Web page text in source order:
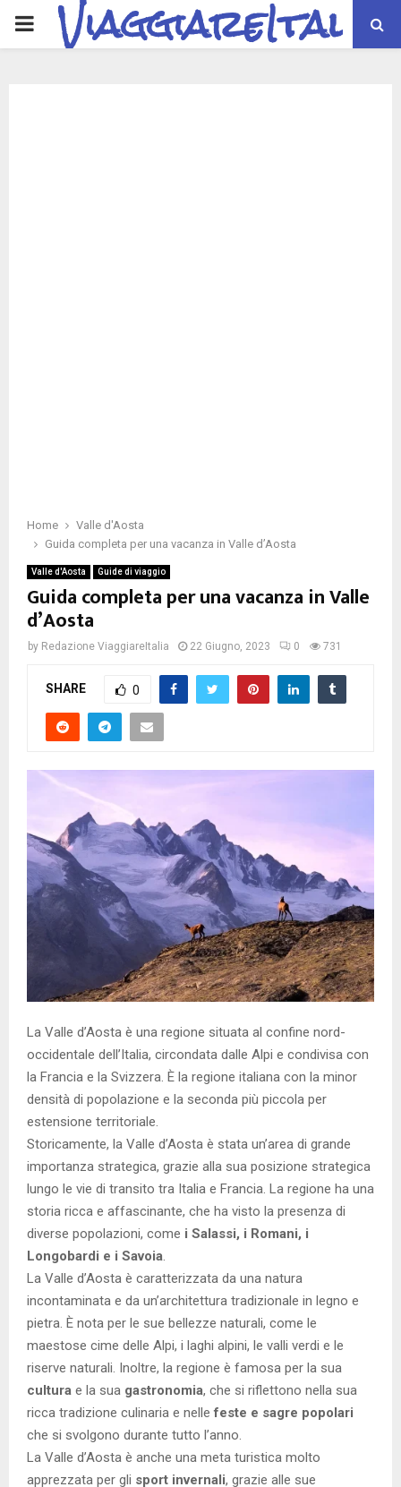
PRIMARYViaggiareItalia
Home
Valle d'Aosta
Guida completa per una vacanza in Valle d’Aosta
Valle d'Aosta Guide di viaggio
Guida completa per una vacanza in Valle
d’Aosta
by Redazione ViaggiareItalia 22 Giugno, 2023 0 731
SHARE 0
La Valle d’Aosta è una regione situata al confine nord-
occidentale dell’Italia, circondata dalle Alpi e condivisa con
la Francia e la Svizzera. È la regione italiana con la minor
densità di popolazione e la seconda più piccola per
estensione territoriale.
Storicamente, la Valle d’Aosta è stata un’area di grande
importanza strategica, grazie alla sua posizione strategica
lungo le vie di transito tra Italia e Francia. La regione ha una
storia ricca e affascinante, che ha visto la presenza di
diverse popolazioni, come i Salassi, i Romani, i
Longobardi e i Savoia.
La Valle d’Aosta è caratterizzata da una natura
incontaminata e da un’architettura tradizionale in legno e
pietra. È nota per le sue bellezze naturali, come le
maestose cime delle Alpi, i laghi alpini, le valli verdi e le
riserve naturali. Inoltre, la regione è famosa per la sua
cultura e la sua gastronomia, che si riflettono nella sua
ricca tradizione culinaria e nellefeste e sagre popolari
che si svolgono durante tutto l’anno.
La Valle d’Aosta è anche una meta turistica molto
apprezzata per gli sport invernali, grazie alle sue